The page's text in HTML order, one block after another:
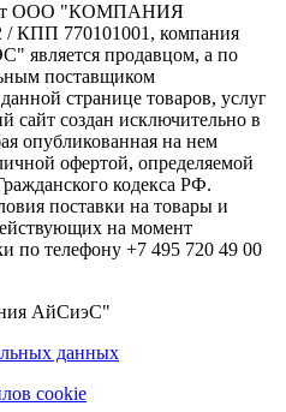
ООО "КОМПАНИЯ
770101001, компания
продавцом, а по
поставщиком
странице товаров, услуг
создан исключительно в
опубликованная на нем
офертой, определяемой
кодекса РФ.
поставки на товары и
на момент
по телефону +7 495 720 49 00
АйСиэС"
данных
cookie